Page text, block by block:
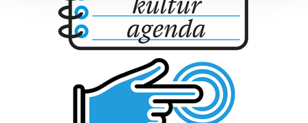
Guk eta gure bazkideek zure datu pertsonalak
prozesatzen ditugu, zure IP zenbakia, besteak beste,
teknologia erabiliz, cookieak adibidez, iragarki eta eduki
pertsonalizatuak eskaintzeko, iragarkiak eta edukia
neurtzeko, jendeari buruzko informazioa biltzeko eta
produktuak garatzeko. Zure datuak nork eta zertarako
erabiltzen dituen hauta dezakezu.